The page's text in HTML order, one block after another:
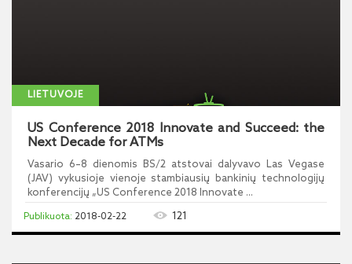
LIETUVOJE
US Conference 2018 Innovate and Succeed: the
Next Decade for ATMs
Vasario 6–8 dienomis BS/2 atstovai dalyvavo Las Vegase
(JAV) vykusioje vienoje stambiausių bankinių technologijų
konferencijų „US Conference 2018 Innovate ...
2018-02-22 121